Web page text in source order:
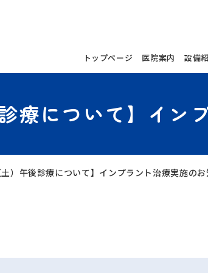
トップページ 医院案内 設備
療について】イン
）午後診療について】インプラント治療実施のお